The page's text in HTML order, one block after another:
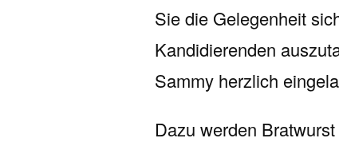
Sie die Gelegenheit
Kandidierenden
Sammy herzlich
Dazu werden